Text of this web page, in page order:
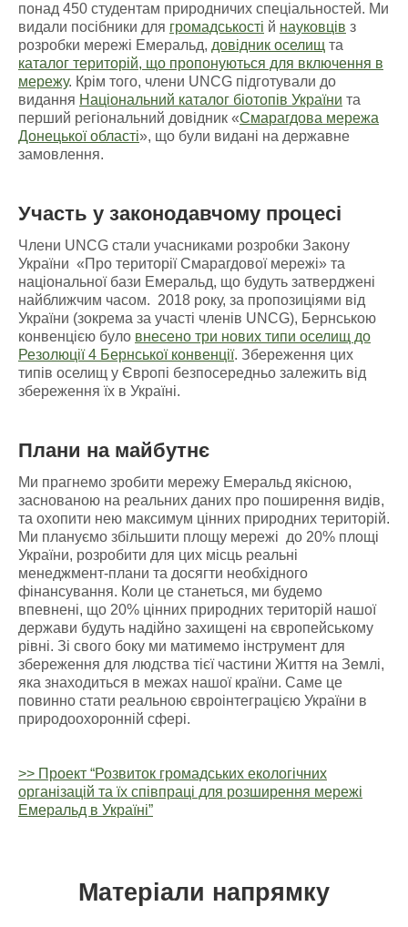
понад 450 студентам природничих спеціальностей. Ми
видали посібники для громадськості й науковців з
розробки мережі Емеральд, довідник оселищ та
каталог територій, що пропонуються для включення в
мережу. Крім того, члени UNCG підготували до
видання Національний каталог біотопів України та
перший регіональний довідник «Смарагдова мережа
Донецької області», що були видані на державне
замовлення.
Участь у законодавчому процесі
Члени UNCG стали учасниками розробки Закону
України «Про території Смарагдової мережі» та
національної бази Емеральд, що будуть затверджені
найближчим часом. 2018 року, за пропозиціями від
України (зокрема за участі членів UNCG), Бернською
конвенцією було внесено три нових типи оселищ до
Резолюції 4 Бернської конвенції. Збереження цих
типів оселищ у Європі безпосередньо залежить від
збереження їх в Україні.
Плани на майбутнє
Ми прагнемо зробити мережу Емеральд якісною,
заснованою на реальних даних про поширення видів,
та охопити нею максимум цінних природних територій.
Ми плануємо збільшити площу мережі до 20% площі
України, розробити для цих місць реальні
менеджмент-плани та досягти необхідного
фінансування. Коли це станеться, ми будемо
впевнені, що 20% цінних природних територій нашої
держави будуть надійно захищені на європейському
рівні. Зі свого боку ми матимемо інструмент для
збереження для людства тієї частини Життя на Землі,
яка знаходиться в межах нашої країни. Саме це
повинно стати реальною євроінтеграцією України в
природоохоронній сфері.
>> Проект “Розвиток громадських екологічних
організацій та їх співпраці для розширення мережі
Емеральд в Україні”
Матеріали напрямку